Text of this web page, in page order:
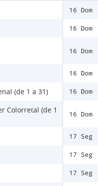
(de 1 a 31)
Colorretal (de 1
16 Dom
16 Dom
16 Dom
16 Dom
16 Dom
16 Dom
17 Seg
17 Seg
17 Seg